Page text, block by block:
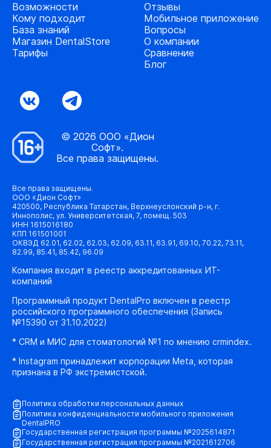
Возможности
Кому подходит
База знаний
Магазин DentalStore
Тарифы
Отзывы
Мобильное приложение
Вопросы
О компании
Сравнение
Блог
© 2026 ООО «Дион
Софт».
Все права защищены.
Все права защищены.
ООО «Дион Софт»
420500, Республика Татарстан, Верхнеуслонский р-н, г.
Иннополис, ул. Университетская, 7, помещ. 503
ИНН 1615016180
КПП 161501001
ОКВЭД 62.01, 62.02, 62.03, 62.09, 63.11, 63.91, 69.10, 70.22, 73.11,
82.99, 85.41, 85.42, 96.09
Компания входит в реестр аккредитованных ИТ-
компаний
Программный продукт DentalPro включен в реестр
российского программного обеспечения (Запись
№15390 от 31.10.2022)
* CRM и МИС для стоматологий №1 по мнению crmindex.
* Instagram принадлежит корпорации Meta, которая
признана в РФ экстремистской.
Политика обработки персональных данных
Политика конфиденциальности мобильного приложения
DentalPRO
Государственная регистрация программы №2025614871
Государственная регистрация программы №2021612706